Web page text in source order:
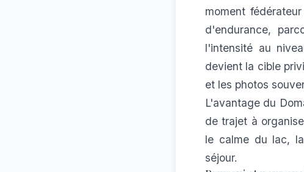
moment
d'endurance,
l'intensité au
devient la cible
et les photos
L'avantage du
de trajet à
le calme du lac,
séjour.